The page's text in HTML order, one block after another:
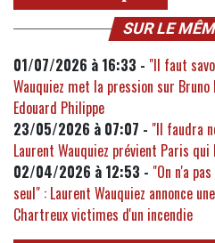
SUR LE
01/07/2026 à 16:33 - "Il faut
Wauquiez met la pression sur
Edouard Philippe
23/05/2026 à 07:07 - "Il faudra
Laurent Wauquiez prévient Paris
02/04/2026 à 12:53 - "On n'a
seul" : Laurent Wauquiez annonce
Chartreux victimes d'un incendie